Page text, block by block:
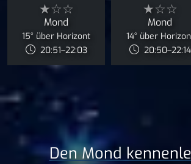
★☆☆
Mond
15° über Horizont
20:51–22:03
★☆☆
Mond
14° über
20:50–22:14
Den Mond